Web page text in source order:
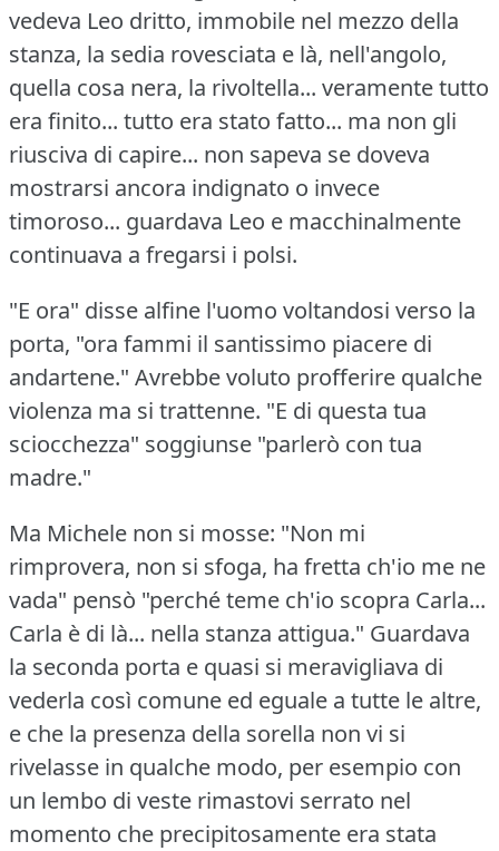
vedeva Leo dritto, immobile nel mezzo della
stanza, la sedia rovesciata e là, nell'angolo,
quella cosa nera, la rivoltella... veramente tutto
era finito... tutto era stato fatto... ma non gli
riusciva di capire... non sapeva se doveva
mostrarsi ancora indignato o invece
timoroso... guardava Leo e macchinalmente
continuava a fregarsi i polsi.
"E ora" disse alfine l'uomo voltandosi verso la
porta, "ora fammi il santissimo piacere di
andartene." Avrebbe voluto profferire qualche
violenza ma si trattenne. "E di questa tua
sciocchezza" soggiunse "parlerò con tua
madre."
Ma Michele non si mosse: "Non mi
rimprovera, non si sfoga, ha fretta ch'io me ne
vada" pensò "perché teme ch'io scopra Carla...
Carla è di là... nella stanza attigua." Guardava
la seconda porta e quasi si meravigliava di
vederla così comune ed eguale a tutte le altre,
e che la presenza della sorella non vi si
rivelasse in qualche modo, per esempio con
un lembo di veste rimastovi serrato nel
momento che precipitosamente era stata